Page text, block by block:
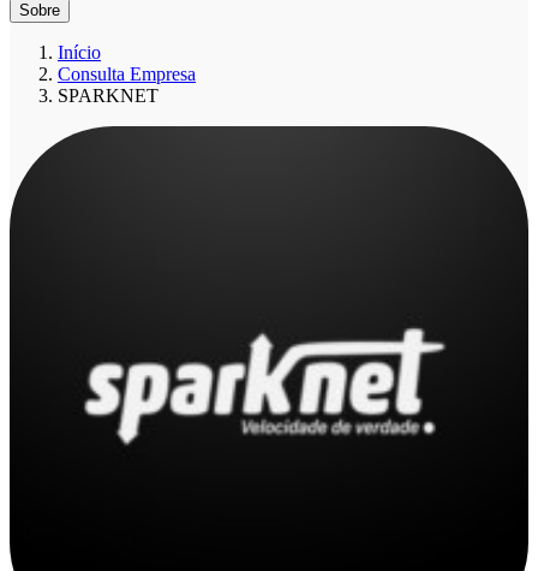
Sobre
Início
Consulta Empresa
SPARKNET